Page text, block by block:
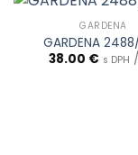
GARDENA
GARDENA
38.00 € s DPH